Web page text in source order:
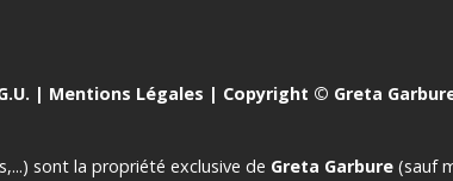
| Mentions Légales | Copyright © Greta Garbure
sont la propriété exclusive de Greta Garbure (sauf